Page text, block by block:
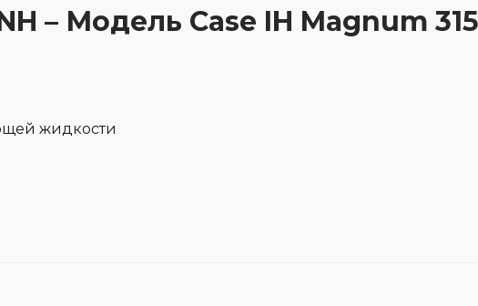
– Модель Case IH Magnum
жидкости